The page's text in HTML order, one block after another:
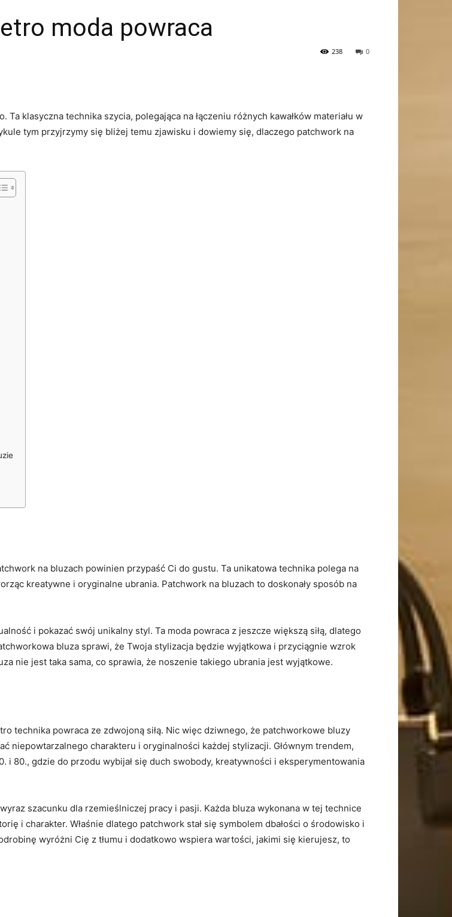
moda powraca
0
238
klasyczna technika​ szycia, polegająca na łączeniu różnych kawałków ⁤materiału w
tym przyjrzymy ​się‍ bliżej temu zjawisku ⁣i dowiemy się,​ dlaczego patchwork⁢ na
⁢na bluzach powinien przypaść Ci do gustu. Ta unikatowa technika ⁣polega na
kreatywne i oryginalne ubrania.⁤ Patchwork na bluzach ⁤to doskonały sposób‌ na
i pokazać swój unikalny styl. Ta moda powraca z jeszcze większą ​siłą, dlatego
bluza sprawi, że ‌Twoja stylizacja będzie wyjątkowa i przyciągnie wzrok
nie ‍jest taka ⁤sama, co sprawia, że noszenie ⁢takiego ubrania jest wyjątkowe.
technika powraca ze zdwojoną siłą. ‍Nic⁢ więc dziwnego,​ że patchworkowe bluzy
niepowtarzalnego charakteru⁤ i oryginalności każdej stylizacji. Głównym​ trendem,
80., gdzie do przodu wybijał się duch swobody, kreatywności⁣ i eksperymentowania
szacunku dla rzemieślniczej ​pracy ​i pasji. Każda ⁢bluza​ wykonana w tej technice
i charakter. Właśnie dlatego patchwork stał się‌ symbolem dbałości o środowisko ‌i
wyróżni Cię z tłumu i dodatkowo wspiera wartości, jakimi się kierujesz, to⁣